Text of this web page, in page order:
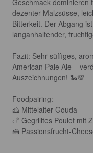
dezenter Malzsüsse,
Bitterkeit. Der Abgang
langanhaltender,
Fazit: Sehr süffiges,
American Pale Ale –
Auszeichnungen! 🐍💯
Foodpairing:
🧀 Mittelalter Gouda
🍗 Gegrilltes Poulet mit
🍰 Passionsfrucht-